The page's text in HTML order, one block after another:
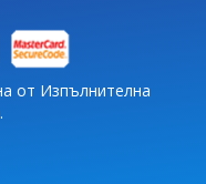
от Изпълнителна